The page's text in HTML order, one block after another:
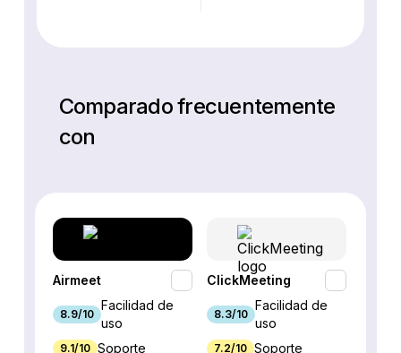
Comparado frecuentemente
con
Airmeet
8.9/10
Facilidad de
uso
9.1/10 Soporte
ClickMeeting
8.3/10
Facilidad de
uso
7.2/10 Soporte